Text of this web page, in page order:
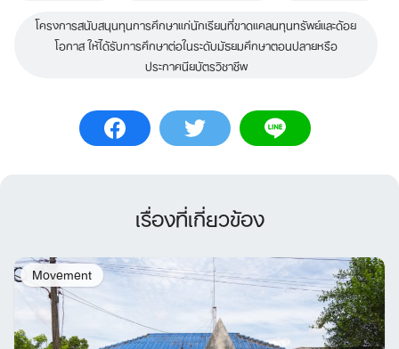
โครงการสนับสนุนทุนการศึกษาแก่นักเรียนที่ขาดแคลนทุนทรัพย์และด้อย
โอกาส ให้ได้รับการศึกษาต่อในระดับมัธยมศึกษาตอนปลายหรือ
ประกาศนียบัตรวิชาชีพ
เรื่องที่เกี่ยวข้อง
Movement